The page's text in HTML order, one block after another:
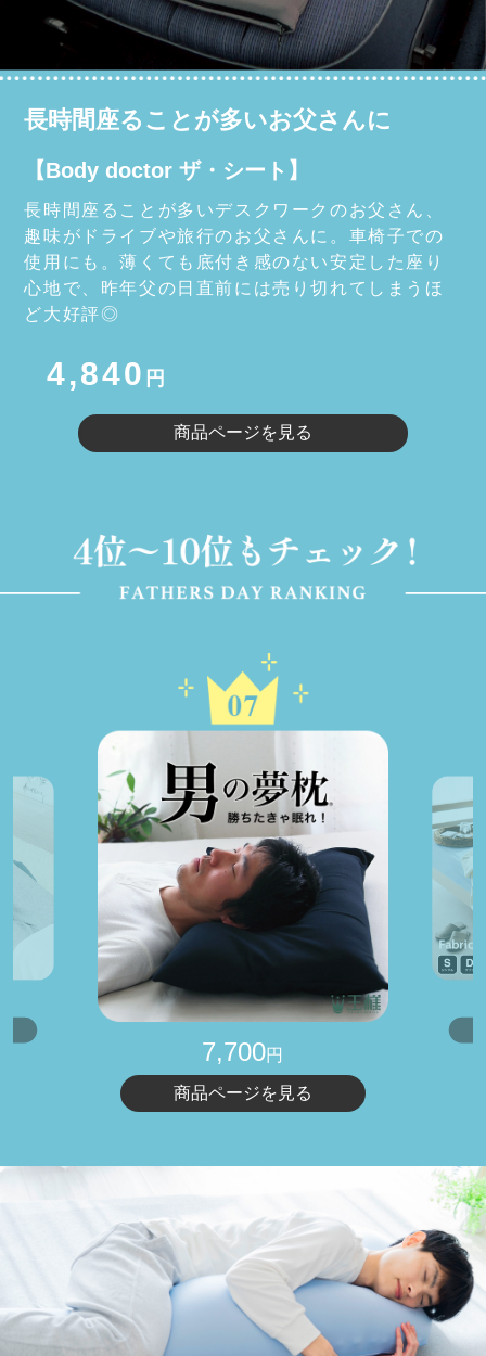
長時間座ることが多いお父さんに
【Body doctor ザ・シート】
長時間座ることが多いデスクワークのお父さん、
趣味がドライブや旅行のお父さんに。車椅子での
使用にも。薄くても底付き感のない安定した座り
心地で、昨年父の日直前には売り切れてしまうほ
ど大好評◎
4,840 円
商品ページを見る
7,700円
商品ページを見る